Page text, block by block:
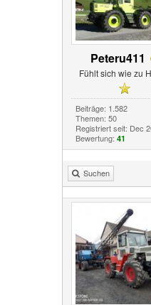
Peteru411
Fühlt sich wie zu
Beiträge: 1.582
Themen: 50
Registriert seit: Dec
Bewertung: 41
Suchen